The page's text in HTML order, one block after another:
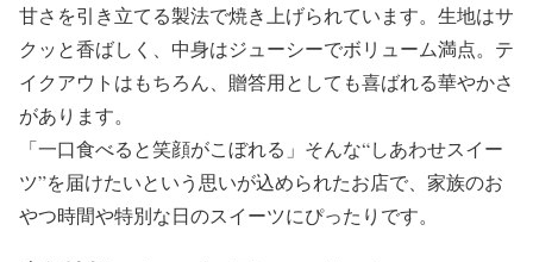
甘さを引き立てる製法で焼き上げられています。生地はサ
クッと香ばしく、中身はジューシーでボリューム満点。テ
イクアウトはもちろん、贈答用としても喜ばれる華やかさ
があります。
「一口食べると笑顔がこぼれる」そんな“しあわせスイー
ツ”を届けたいという思いが込められたお店で、家族のお
やつ時間や特別な日のスイーツにぴったりです。